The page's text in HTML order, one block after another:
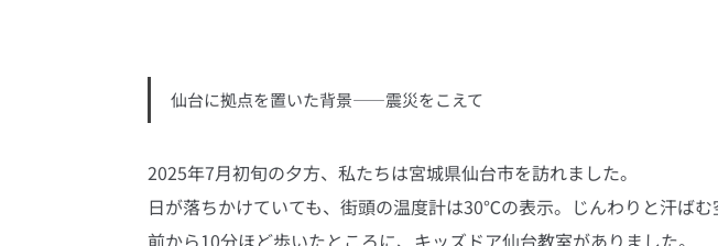
仙台に拠点を置いた背景――震災をこえて
2025年7月初旬の夕方、私たちは宮城県仙台市を訪れました。
日が落ちかけていても、街頭の温度計は30℃の表示。じんわりと汗ば
前から10分ほど歩いたところに、キッズドア仙台教室がありました。